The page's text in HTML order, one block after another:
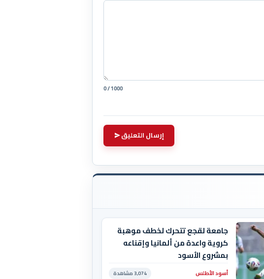
0 / 1000
إرسال التعليق
جامعة لقجع تتحرك لخطف موهبة
كروية واعدة من ألمانيا وإقناعه
بمشروع الأسود
أسود الأطلس 3,074 مشاهدة